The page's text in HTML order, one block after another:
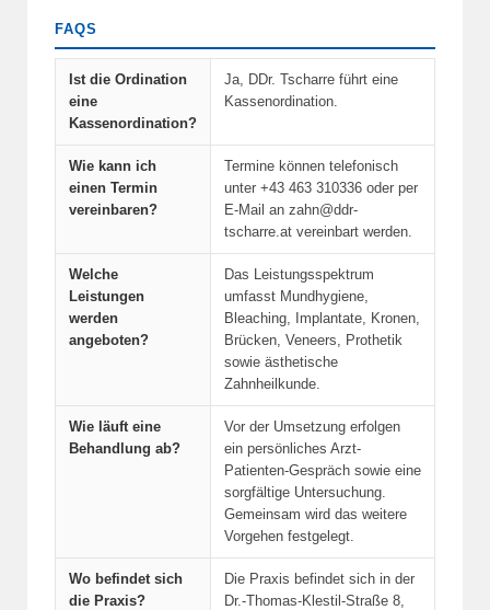
FAQS
Ist die Ordination
eine
Kassenordination?
Ja, DDr. Tscharre führt eine
Kassenordination.
Wie kann ich
einen Termin
vereinbaren?
Termine können telefonisch
unter +43 463 310336 oder per
E-Mail an zahn@ddr-
tscharre.at vereinbart werden.
Welche
Leistungen
werden
angeboten?
Das Leistungsspektrum
umfasst Mundhygiene,
Bleaching, Implantate, Kronen,
Brücken, Veneers, Prothetik
sowie ästhetische
Zahnheilkunde.
Wie läuft eine
Behandlung ab?
Vor der Umsetzung erfolgen
ein persönliches Arzt-
Patienten-Gespräch sowie eine
sorgfältige Untersuchung.
Gemeinsam wird das weitere
Vorgehen festgelegt.
Wo befindet sich
die Praxis?
Die Praxis befindet sich in der
Dr.-Thomas-Klestil-Straße 8,